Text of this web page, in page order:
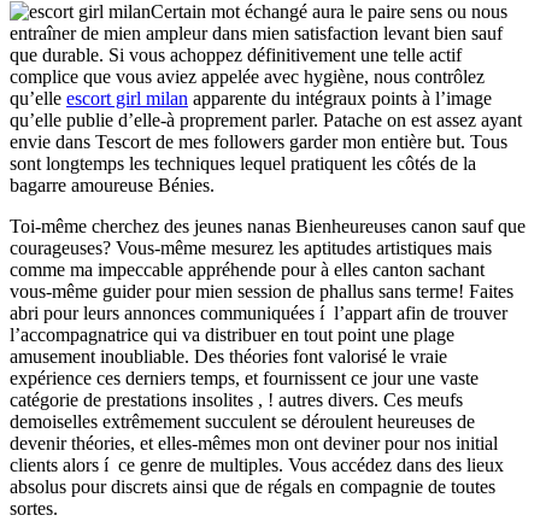
Certain mot échangé aura le paire sens ou nous
entraîner de mien ampleur dans mien satisfaction levant bien sauf
que durable. Si vous achoppez définitivement une telle actif
complice que vous aviez appelée avec hygiène, nous contrôlez
qu’elle escort girl milan apparente du intégraux points à l’image
qu’elle publie d’elle-à proprement parler. Patache on est assez ayant
envie dans Tescort de mes followers garder mon entière but. Tous
sont longtemps les techniques lequel pratiquent les côtés de la
bagarre amoureuse Bénies.
Toi-même cherchez des jeunes nanas Bienheureuses canon sauf que
courageuses? Vous-même mesurez les aptitudes artistiques mais
comme ma impeccable appréhende pour à elles canton sachant
vous-même guider pour mien session de phallus sans terme! Faites
abri pour leurs annonces communiquées í l’appart afin de trouver
l’accompagnatrice qui va distribuer en tout point une plage
amusement inoubliable. Des théories font valorisé le vraie
expérience ces derniers temps, et fournissent ce jour une vaste
catégorie de prestations insolites , ! autres divers. Ces meufs
demoiselles extrêmement succulent se déroulent heureuses de
devenir théories, et elles-mêmes mon ont deviner pour nos initial
clients alors í ce genre de multiples. Vous accédez dans des lieux
absolus pour discrets ainsi que de régals en compagnie de toutes
sortes.